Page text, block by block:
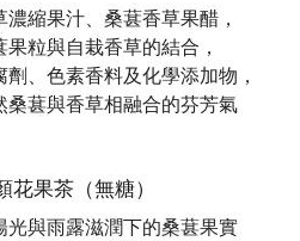
濃縮果汁、桑葚香草果醋，
果粒與自栽香草的結合，
劑、色素香料及化學添加物，
桑葚與香草相融合的芬芳氣
花果茶（無糖）
光與雨露滋潤下的桑葚果實